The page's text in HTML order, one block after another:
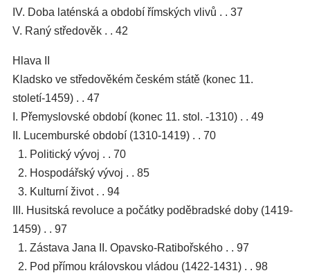
IV. Doba laténská a období římských vlivů . . 37
V. Raný středověk . . 42
Hlava II
Kladsko ve středověkém českém státě (konec 11.
století-1459) . . 47
I. Přemyslovské období (konec 11. stol. -1310) . . 49
II. Lucemburské období (1310-1419) . . 70
1. Politický vývoj . . 70
2. Hospodářský vývoj . . 85
3. Kulturní život . . 94
III. Husitská revoluce a počátky poděbradské doby (1419-
1459) . . 97
1. Zástava Jana II. Opavsko-Ratibořského . . 97
2. Pod přímou královskou vládou (1422-1431) . . 98